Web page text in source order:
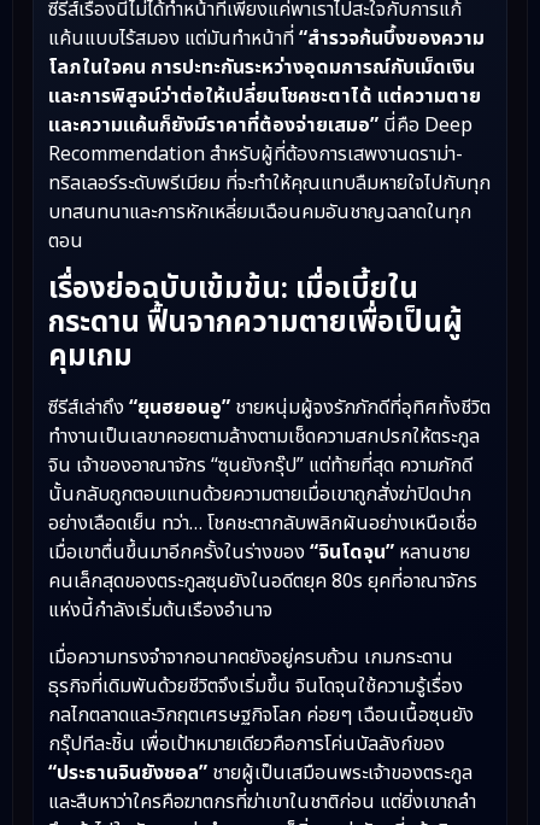
ซีรีส์เรื่องนี้ไม่ได้ทำหน้าที่เพียงแค่พาเราไปสะใจกับการแก้
แค้นแบบไร้สมอง แต่มันทำหน้าที่“สำรวจก้นบึ้งของความ
โลภในใจคน การปะทะกันระหว่างอุดมการณ์กับเม็ดเงิน
และการพิสูจน์ว่าต่อให้เปลี่ยนโชคชะตาได้ แต่ความตาย
และความแค้นก็ยังมีราคาที่ต้องจ่ายเสมอ” นี่คือ Deep
Recommendation สำหรับผู้ที่ต้องการเสพงานดราม่า-
ทริลเลอร์ระดับพรีเมียม ที่จะทำให้คุณแทบลืมหายใจไปกับทุก
บทสนทนาและการหักเหลี่ยมเฉือนคมอันชาญฉลาดในทุก
ตอน
เรื่องย่อฉบับเข้มข้น: เมื่อเบี้ยใน
กระดาน ฟื้นจากความตายเพื่อเป็นผู้
คุมเกม
ซีรีส์เล่าถึง “ยุนฮยอนอู” ชายหนุ่มผู้จงรักภักดีที่อุทิศทั้งชีวิต
ทำงานเป็นเลขาคอยตามล้างตามเช็ดความสกปรกให้ตระกูล
จิน เจ้าของอาณาจักร “ซุนยังกรุ๊ป” แต่ท้ายที่สุด ความภักดี
นั้นกลับถูกตอบแทนด้วยความตายเมื่อเขาถูกสั่งฆ่าปิดปาก
อย่างเลือดเย็น ทว่า… โชคชะตากลับพลิกผันอย่างเหนือเชื่อ
เมื่อเขาตื่นขึ้นมาอีกครั้งในร่างของ“จินโดจุน” หลานชาย
คนเล็กสุดของตระกูลซุนยังในอดีตยุค 80s ยุคที่อาณาจักร
แห่งนี้กำลังเริ่มต้นเรืองอำนาจ
เมื่อความทรงจำจากอนาคตยังอยู่ครบถ้วน เกมกระดาน
ธุรกิจที่เดิมพันด้วยชีวิตจึงเริ่มขึ้น จินโดจุนใช้ความรู้เรื่อง
กลไกตลาดและวิกฤตเศรษฐกิจโลก ค่อยๆ เฉือนเนื้อซุนยัง
กรุ๊ปทีละชิ้น เพื่อเป้าหมายเดียวคือการโค่นบัลลังก์ของ
“ประธานจินยังชอล” ชายผู้เป็นเสมือนพระเจ้าของตระกูล
และสืบหาว่าใครคือฆาตกรที่ฆ่าเขาในชาติก่อน แต่ยิ่งเขาถลำ